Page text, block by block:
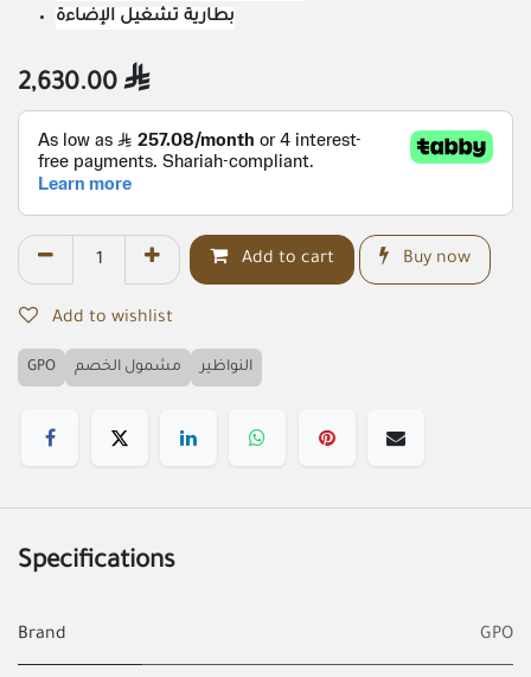
بطارية تشغيل الإضاءة
2,630.00 
Add to cart Buy now
Add to wishlist
GPO مشمول الخصم النواظير
Specifications
Brand GPO